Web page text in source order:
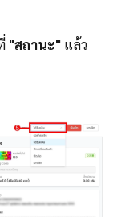
"สถานะ" แล้ว